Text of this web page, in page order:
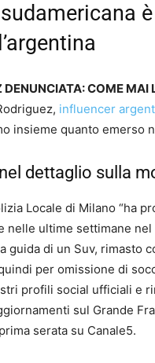
sudamericana
DENUNCIATA: COME MAI
influencer
insieme quanto emerso
dettaglio sulla
Locale di Milano “ha
nelle ultime settimane
guida di un Suv, rimasto
per omissione di
profili social ufficiali e
sul Grande
serata su Canale5.